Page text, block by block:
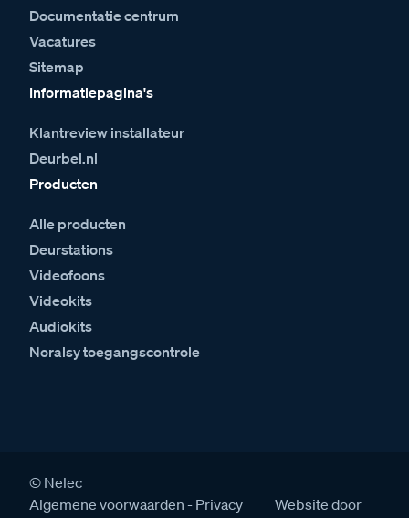
Documentatie centrum
Vacatures
Sitemap
Informatiepagina's
Klantreview installateur
Deurbel.nl
Producten
Alle producten
Deurstations
Videofoons
Videokits
Audiokits
Noralsy toegangscontrole
© Nelec
Algemene voorwaarden
Privacy
Website door